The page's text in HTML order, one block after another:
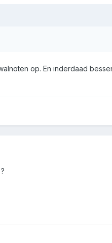
op. En inderdaad